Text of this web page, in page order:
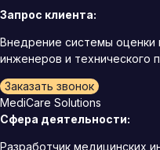
Запрос клиента:
Внедрение системы оценки
инженеров и технического
Заказать звонок
MediCare Solutions
Сфера деятельности:
Разработчик медицинских